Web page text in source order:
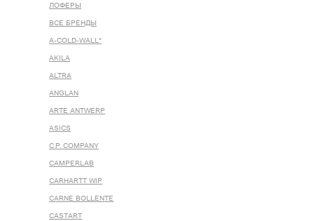
ЛОФЕРЫ
ВСЕ БРЕНДЫ
A-COLD-WALL*
AKILA
ALTRA
ANGLAN
ARTE ANTWERP
ASICS
C.P. COMPANY
CAMPERLAB
CARHARTT WIP
CARNE BOLLENTE
CASTART